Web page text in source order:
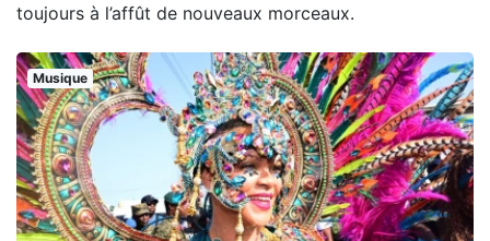
toujours à l’affût de nouveaux morceaux.
Musique